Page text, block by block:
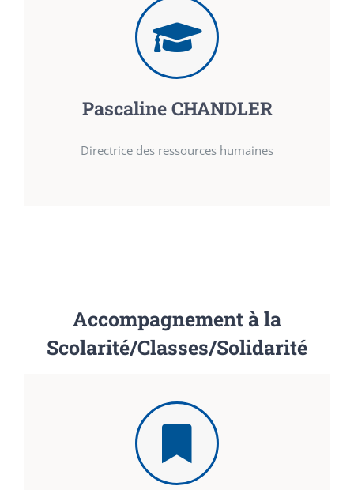
Pascaline CHANDLER
Directrice des ressources humaines
Accompagnement à la
Scolarité/Classes/Solidarité